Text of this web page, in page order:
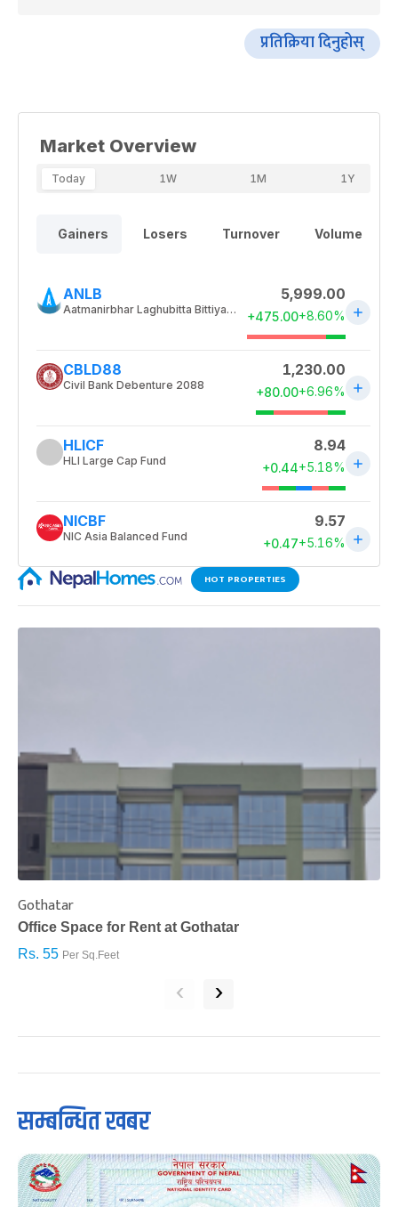
प्रतिक्रिया दिनुहोस्
HOT PROPERTIES
Gothatar
Office Space for Rent at Gothatar
Rs. 55 Per Sq.Feet
‹ ›
सम्बन्धित खबर